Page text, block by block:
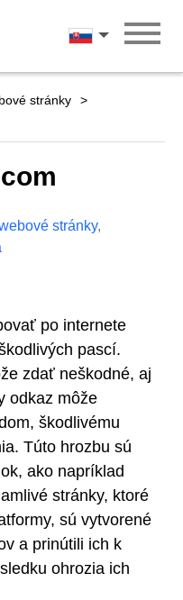
Slovenčina
stránky
stránky,
po internete
pascí.
zdať neškodné, aj
odkaz môže
škodlivému
Túto hrozbu sú
ako napríklad
stránky, ktoré
sú vytvorené
a prinútili ich k
ohrozia ich